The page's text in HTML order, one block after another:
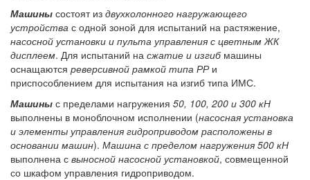
Машины состоят из двухколонного нагружающего
устройства с одной зоной для испытаний на растяжение,
насосной установки и пульта управления с цветным ЖК
дисплеем. Для испытаний на сжатие и изгибмашины
оснащаются реверсивной рамкой типа РРи
приспособлением для испытания на изгиб типа ИМС.
Машины с пределами нагружения 50, 100, 200 и 300 кН
выполнены в моноблочном исполнении (насосная установка
и элементы управления гидроприводом расположены в
основании машин). Машина с пределом нагружения 500 кН
выполнена с выносной насосной установкой, совмещенной
со шкафом управления гидроприводом.